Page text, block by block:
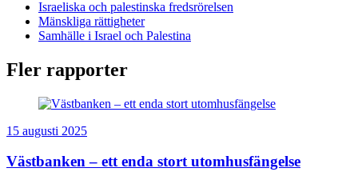
Israeliska och palestinska fredsrörelsen
Mänskliga rättigheter
Samhälle i Israel och Palestina
Fler rapporter
15 augusti 2025
Västbanken – ett enda stort utomhusfängelse